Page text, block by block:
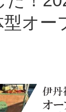
流フェア2025 in
まちびらき50
オー